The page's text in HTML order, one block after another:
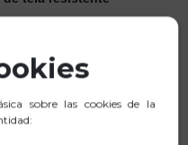
dos dispositivos
la potencia de sonido
Bluetooth: Conecta tu
tu música con la
sobre las cookies de la